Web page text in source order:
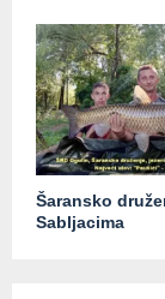
Šaransko
Sabljacima